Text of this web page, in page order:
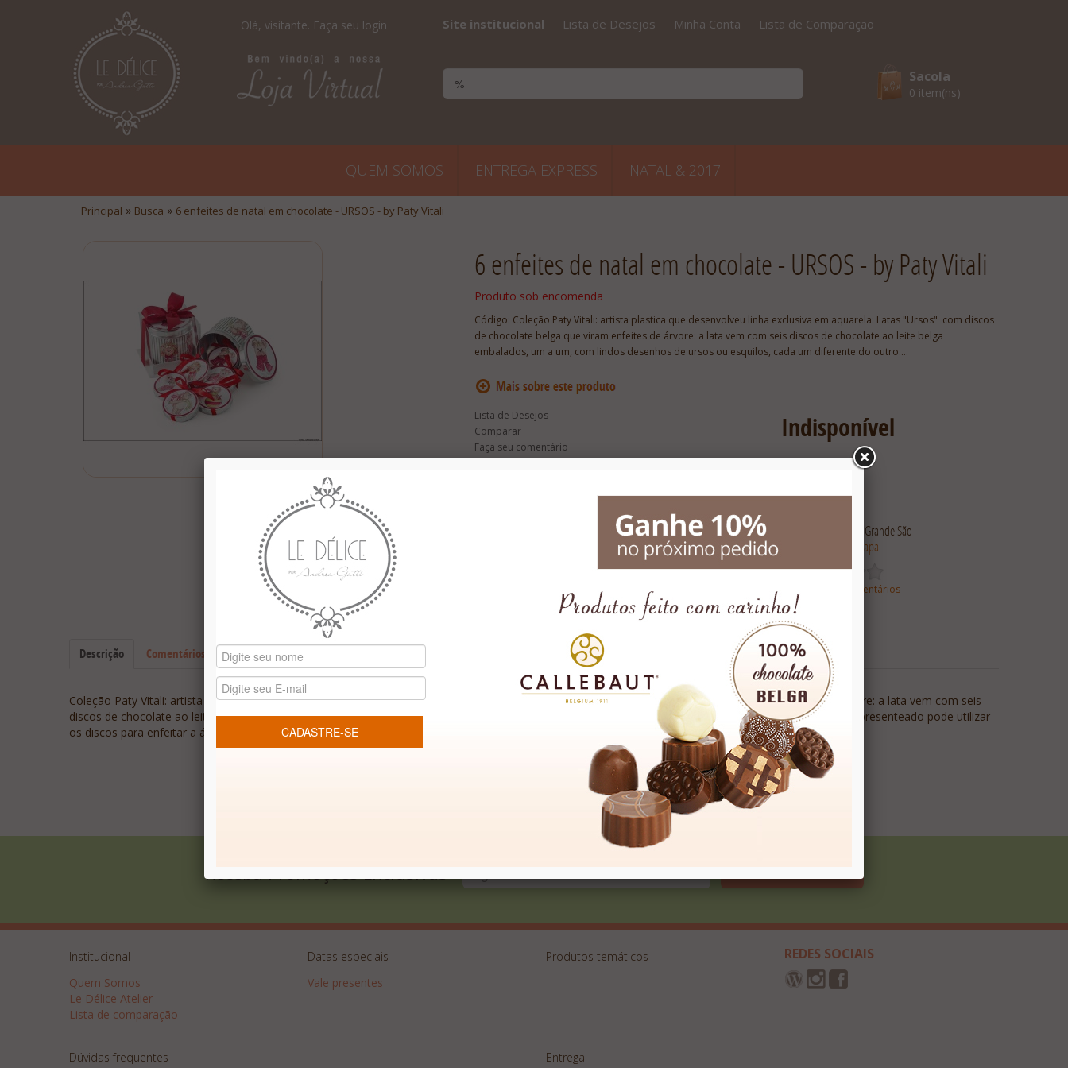
Olá, visitante. Faça seu login Site institucional Lista de Desejos Minha Conta Lista de Comparação
Sacola
0 item(ns)
QUEM SOMOS ENTREGA EXPRESS NATAL & 2017
Principal » Busca » 6 enfeites de natal em chocolate - URSOS - by Paty Vitali
6 enfeites de natal em chocolate - URSOS - by Paty Vitali
Produto sob encomenda
Código: Coleção Paty Vitali: artista plastica que desenvolveu linha exclusiva em aquarela: Latas "Ursos" com discos
de chocolate belga que viram enfeites de árvore: a lata vem com seis discos de chocolate ao leite belga
embalados, um a um, com lindos desenhos de ursos ou esquilos, cada um diferente do outro.…
Indisponível
Entregamos somente na Grande São
Veja o Mapa
Baseado em 0 comentários
Lista de Desejos
Comparar
Faça seu comentário
Descrição Comentários (0)
Coleção Paty Vitali: artista plastica que desenvolveu linha exclusiva em aquarela: Latas "Ursos" com discos de chocolate belga que viram enfeites de árvore: a lata vem com seis
discos de chocolate ao leite belga embalados, um a um, com lindos desenhos de ursos ou esquilos, cada um diferente do outro. O mais bacana é que o presenteado pode utilizar
os discos para enfeitar a árvore de Natal, pois eles vêm com ganchinhos.
Receba Promoções Exclusivas
Institucional
Quem Somos
Le Délice Atelier
Lista de comparação
Datas especiais
Vale presentes
Produtos temáticos REDES SOCIAIS
Dúvidas frequentes Entrega